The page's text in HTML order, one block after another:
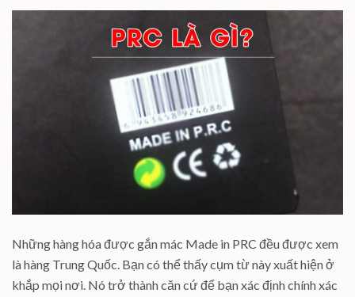
Những hàng hóa được gắn mác Made in PRC đều được xem
là hàng Trung Quốc. Bạn có thể thấy cụm từ này xuất hiện ở
khắp mọi nơi. Nó trở thành căn cứ để bạn xác định chính xác